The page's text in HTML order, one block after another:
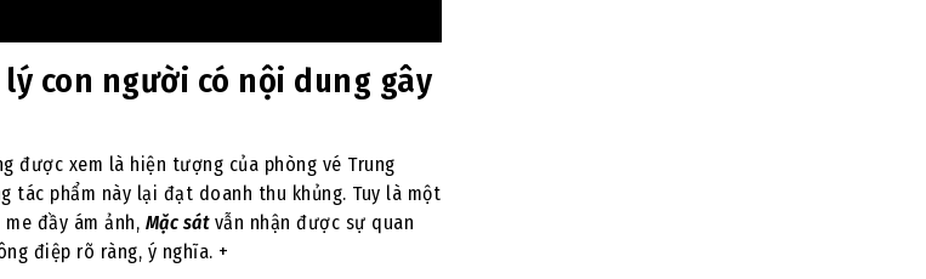
con người có nội dung gây
được xem là hiện tượng của phòng vé Trung
tác phẩm này lại đạt doanh thu khủng. Tuy là một
đầy ám ảnh, Mặc sátvẫn nhận được sự quan
điệp rõ ràng, ý nghĩa. +